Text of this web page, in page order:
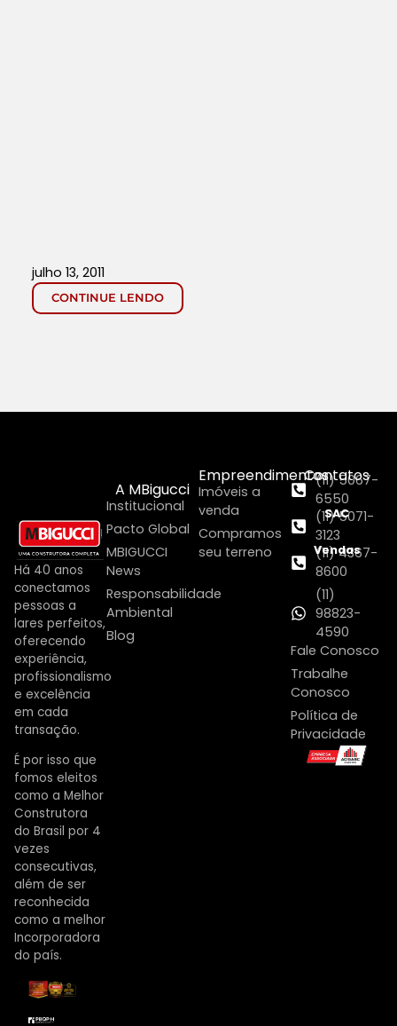
CONTINUE LENDO
julho 13, 2011
Há 40 anos
conectamos
pessoas a
lares perfeitos,
oferecendo
experiência,
profissionalismo
e excelência
em cada
transação.
É por isso que
fomos eleitos
como a Melhor
Construtora
do Brasil por 4
vezes
consecutivas,
além de ser
reconhecida
como a melhor
Incorporadora
do país.
A MBigucci
Institucional
Pacto Global
MBIGUCCI
News
Responsabilidade
Ambiental
Blog
Empreendimentos
Imóveis a
venda
Compramos
seu terreno
Contatos
(11) 5067-
6550
SAC
(11) 5071-
3123
Vendas
(11) 4367-
8600
(11)
98823-
4590
Fale Conosco
Trabalhe
Conosco
Política de
Privacidade